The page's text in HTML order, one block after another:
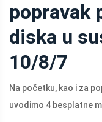
popravak
diska u
10/8/7
Na početku, kao i za
uvodimo 4 besplatne